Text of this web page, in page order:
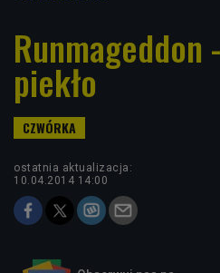
Runmageddon
piekło
ostatnia aktualizacja:
10.04.2014 14:00